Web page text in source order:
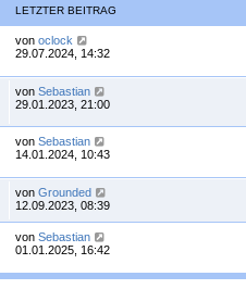
LETZTER BEITRAG
L
e
z
t
e
B
e
i
r
a
g
von oclock
29.07.2024, 14:32
L
e
z
t
e
B
e
i
t
r
a
von Sebastian
29.01.2023, 21:00
L
e
z
t
e
r
B
e
t
von Sebastian
14.01.2024, 10:43
L
e
t
e
B
von Grounded
12.09.2023, 08:39
L
e
z
von Sebastian
01.01.2025, 16:42